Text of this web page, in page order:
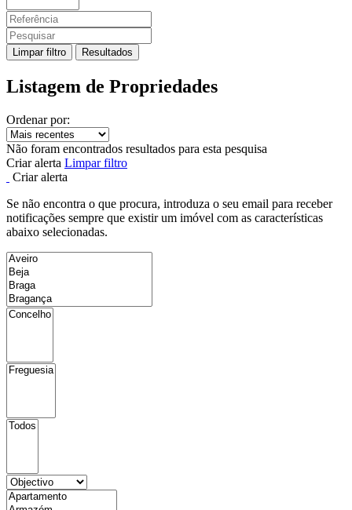
Limpar filtro Resultados
Listagem de Propriedades
Ordenar por:
Não foram encontrados resultados para esta pesquisa
Criar alerta Limpar filtro
Criar alerta
Se não encontra o que procura, introduza o seu email para receber
notificações sempre que existir um imóvel com as características
abaixo selecionadas.